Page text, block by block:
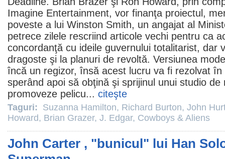
Imagine Entertainment, vor finanţa proiectul,
poveste a lui Winston Smith, un angajat al
petrece zilele rescriind articole vechi pentru ca
concordanţă cu ideile guvernului totalitarist, dar
dragoste şi la planuri de revoltă. Versiunea
încă un regizor, însă acest lucru va fi rezolvat
sperând apoi să obţină şi sprijinul unui studio
promoveze pelicu... citeşte
Taguri: Suzanna Hamilton, Richard Burton, John
Howard, Brian Grazer, J. Edgar, Cowboys & Aliens
John Carter , "bunicul" lui Han